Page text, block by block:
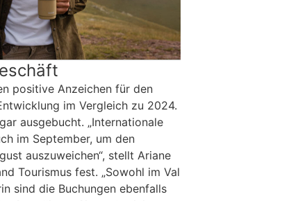
positive Anzeichen für den
im Vergleich zu 2024.
ausgebucht. „Internationale
im September, um den
auszuweichen“, stellt Ariane
Tourismus fest. „Sowohl im Val
sind die Buchungen ebenfalls